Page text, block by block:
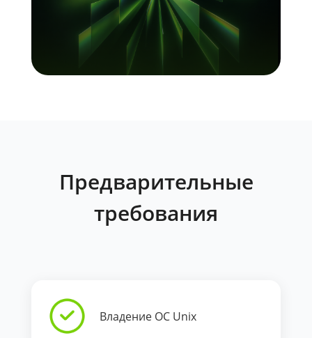
Предварительные
требования
Владение ОС Unix